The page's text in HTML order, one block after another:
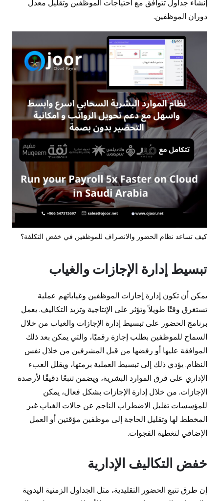
إنشاء جداول تتوافق مع احتياجات الموظفين وتقليل معدل
دوران الموظفين.
كيف تساعد نظام الحضور والانصراف للموظفين في خفض التكلفة؟
تبسيط إدارة الإجازات والغياب
يمكن أن تكون إدارة إجازات الموظفين وغياباتهم عملية
تستغرق وقتًا طويلاً وتؤثر على الإنتاجية وتزيد التكاليف. يعمل
برنامج الحضور على تبسيط إدارة الإجازات والغياب من خلال
السماح للموظفين بطلب إجازة رقميًا، والتي يمكن بعد ذلك
الموافقة عليها أو رفضها من قبل المشرفين من خلال نفس
النظام. يؤدي ذلك إلى تبسيط العملية برمتها، ويقلل العبء
الإداري على فرق الموارد البشرية، ويضمن تتبعًا دقيقًا لأرصدة
الإجازات. من خلال إدارة الإجازات بشكل فعال، يمكن
للمؤسسات تقليل الاضطراب الناجم عن حالات الغياب غير
المخطط لها وتقليل الحاجة إلى موظفين مؤقتين أو العمل
الإضافي لتغطية الفجوات.
خفض التكاليف الإدارية
إن طرق تتبع الحضور التقليدية، مثل الجداول الزمنية اليدوية